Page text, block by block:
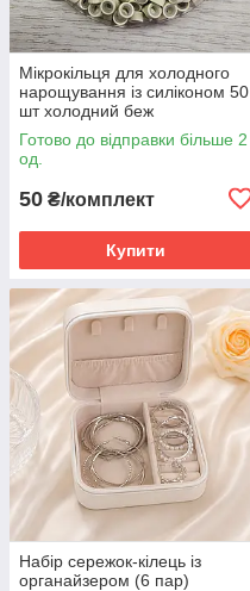
Мікрокільця для холодного
нарощування із силіконом 50
шт холодний беж
Готово до відправки більше 2
од.
50 ₴/комплект
Купити
Набір сережок-кілець із
органайзером (6 пар)